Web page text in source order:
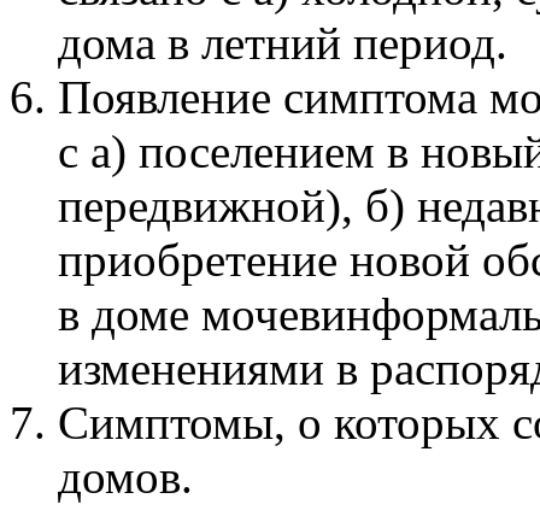
дома в летний период.
Появление симптома
с a) поселением в
передвижной), б)
приобретение новой
в доме
изменениями в
Симптомы, о которых
домов.